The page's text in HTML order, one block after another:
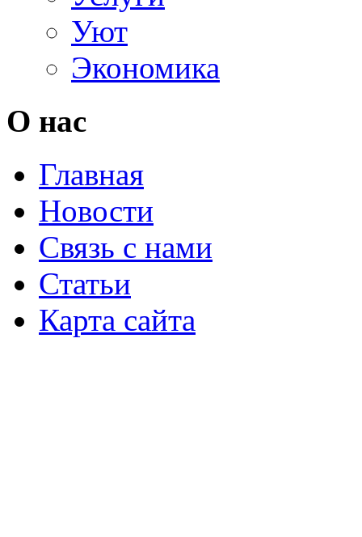
Уют
Экономика
О нас
Главная
Новости
Связь с нами
Статьи
Карта сайта